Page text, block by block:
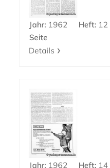
Jahr: 1962 Heft: 12
Seite
Details
Jahr: 1962 Heft: 14